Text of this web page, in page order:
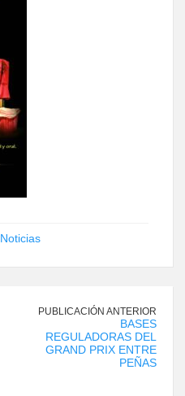
Noticias
PUBLICACIÓN ANTERIOR
BASES
REGULADORAS DEL
GRAND PRIX ENTRE
PEÑAS